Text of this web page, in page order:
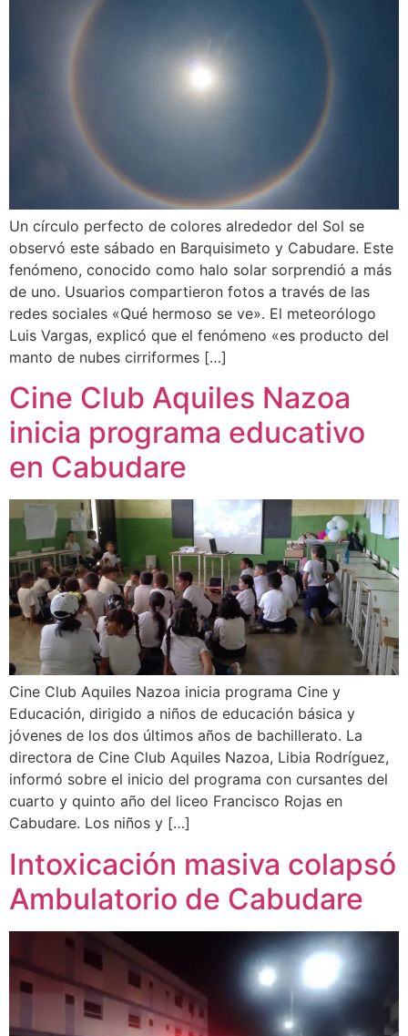
Un círculo perfecto de colores alrededor del Sol se
observó este sábado en Barquisimeto y Cabudare. Este
fenómeno, conocido como halo solar sorprendió a más
de uno. Usuarios compartieron fotos a través de las
redes sociales «Qué hermoso se ve». El meteorólogo
Luis Vargas, explicó que el fenómeno «es producto del
manto de nubes cirriformes […]
Cine Club Aquiles Nazoa
inicia programa educativo
en Cabudare
Cine Club Aquiles Nazoa inicia programa Cine y
Educación, dirigido a niños de educación básica y
jóvenes de los dos últimos años de bachillerato. La
directora de Cine Club Aquiles Nazoa, Libia Rodríguez,
informó sobre el inicio del programa con cursantes del
cuarto y quinto año del liceo Francisco Rojas en
Cabudare. Los niños y […]
Intoxicación masiva colapsó
Ambulatorio de Cabudare